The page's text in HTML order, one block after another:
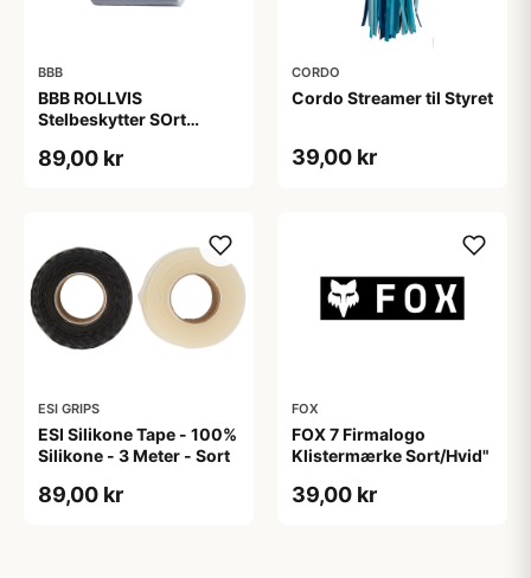
BBB
BBB ROLLVIS
Stelbeskytter SOrt
89,00 kr
CORDO
Cordo Streamer til Styret
39,00 kr
ESI GRIPS
ESI Silikone Tape - 100%
Silikone - 3 Meter - Sort
89,00 kr
FOX
FOX 7 Firmalogo
Klistermærke Sort/Hvid"
39,00 kr